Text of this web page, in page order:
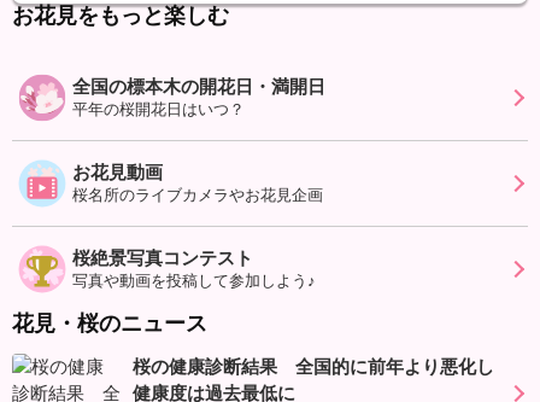
お花見をもっと楽しむ
全国の標本木の開花日・満開日
平年の桜開花日はいつ？
お花見動画
桜名所のライブカメラやお花見企画
桜絶景写真コンテスト
写真や動画を投稿して参加しよう♪
花見・桜のニュース
桜の健康診断結果 全国的に前年より悪化し
健康度は過去最低に